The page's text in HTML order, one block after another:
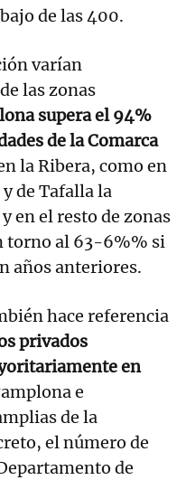
de las 400.
varían
las zonas
supera el 94%
de la Comarca
la Ribera, como en
de Tafalla la
en el resto de zonas
torno al 63-6%% si
años anteriores.
hace referencia
privados
en
e
de la
el número de
de